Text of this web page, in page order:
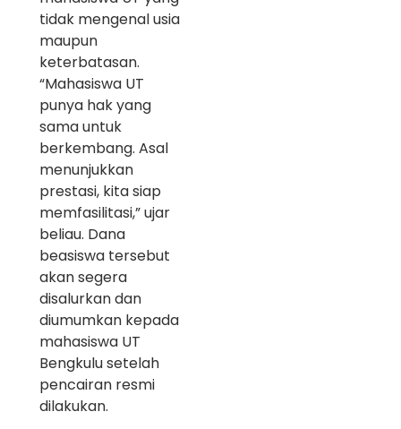
tidak mengenal usia
maupun
keterbatasan.
“Mahasiswa UT
punya hak yang
sama untuk
berkembang. Asal
menunjukkan
prestasi, kita siap
memfasilitasi,” ujar
beliau. Dana
beasiswa tersebut
akan segera
disalurkan dan
diumumkan kepada
mahasiswa UT
Bengkulu setelah
pencairan resmi
dilakukan.